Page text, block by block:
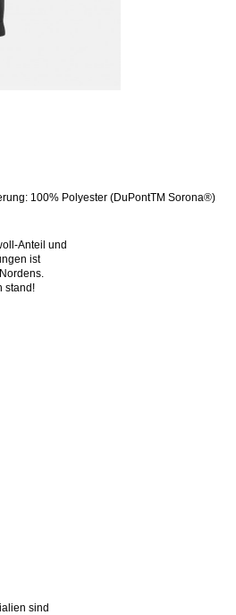
100% Polyester (DuPontTM Sorona®)
Anteil und
ist
stand!
sind